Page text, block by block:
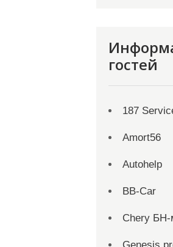
гостей
187
Amort56
Autohelp
BB-Car
Chery БН-